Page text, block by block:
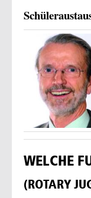
WELCHE
(ROTARY